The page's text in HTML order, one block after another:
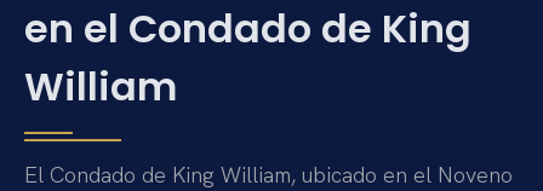
en el Condado de King
William
El Condado de King William, ubicado en el Noveno